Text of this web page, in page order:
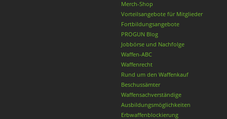
Merch-Shop
Vorteilsangebote für Mitglieder
Fortbildungsangebote
PROGUN Blog
Jobbörse und Nachfolge
Waffen-ABC
Waffenrecht
Rund um den Waffenkauf
Beschussämter
Waffensachverständige
Ausbildungsmöglichkeiten
Erbwaffenblockierung